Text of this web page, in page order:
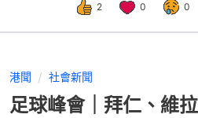
2 0 0
港聞 社會新聞
足球峰會｜拜仁、維